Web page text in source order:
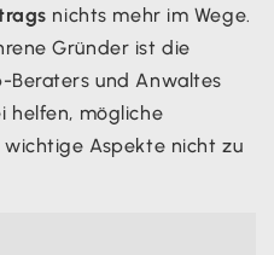
nichts mehr im Wege.
Gründer ist die
Beraters und Anwaltes
helfen, mögliche
wichtige Aspekte nicht zu